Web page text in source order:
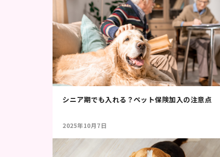
シニア期でも入れる？ペット保険加入の注意点
2025年10月7日